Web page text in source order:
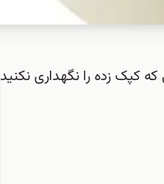
کپک زده را نگهداری نکنید